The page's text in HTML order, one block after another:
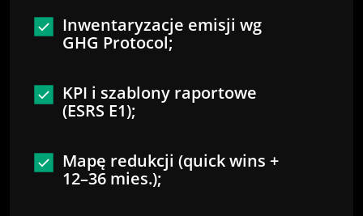
Inwentaryzacje emisji wg
GHG Protocol;
KPI i szablony raportowe
(ESRS E1);
Mapę redukcji (quick wins +
12–36 mies.);